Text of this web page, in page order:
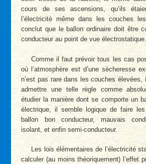
cours de ses ascensions, qu’ils
l’électricité même dans les couches
conclut que le ballon ordinaire doit être
conducteur au point de vue électrostatique.
Comme il faut prévoir tous les cas
où l’atmosphère est d’une sècheresse
n’est pas rare dans les couches
admettre une telle règle comme
étudier la manière dont se comporte un
électrique, il semble logique de faire
ballon bon conducteur, mauvais
isolant, et enfin semi-conducteur.
Les lois élémentaires de l’électricité
calculer (au moins théoriquement) l’effet